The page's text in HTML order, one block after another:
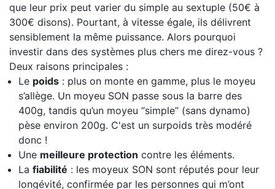
que leur prix peut varier du simple au sextuple (50€ à
300€ disons). Pourtant, à vitesse égale, ils délivrent
sensiblement la même puissance. Alors pourquoi
investir dans des systèmes plus chers me direz-vous ?
Deux raisons principales :
Le poids : plus on monte en gamme, plus le moyeu
s’allège. Un moyeu SON passe sous la barre des
400g, tandis qu’un moyeu “simple” (sans dynamo)
pèse environ 200g. C'est un surpoids très modéré
donc !
Une meilleure protection contre les éléments.
La fiabilité : les moyeux SON sont réputés pour leur
longévité, confirmée par les personnes qui m’ont